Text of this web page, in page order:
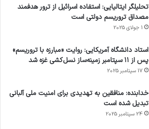
تحلیلگر ایتالیایی: استفاده اسرائیل از ترور هدفمند
مصداق تروریسم دولتی است
1 جولای 2025
استاد دانشگاه آمریکایی: روایت «مبارزه با تروریسم»
پس از ۱۱ سپتامبر زمینه‌ساز نسل‌کشی غزه شد
17 سپتامبر 2025
خدابنده: منافقین به تهدیدی برای امنیت ملی آلبانی
تبدیل شده است
24 سپتامبر 2025